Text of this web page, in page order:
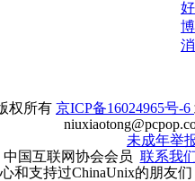
权所有 京ICP备16024965号-6
未成年举
中国互联网协会会员 联系我
和支持过ChinaUnix的朋友